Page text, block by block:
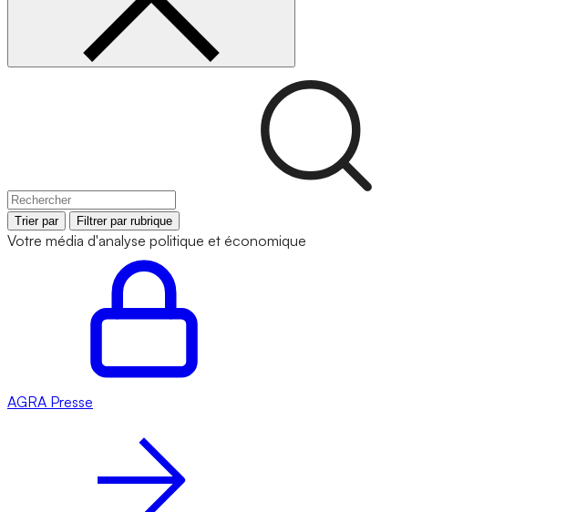
Trier par Filtrer par rubrique
Votre média d'analyse politique et économique
AGRA Presse